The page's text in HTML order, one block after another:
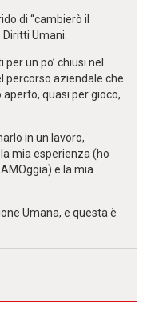
di “cambierò il
Umani.
un po’ chiusi nel
percorso aziendale che
quasi per gioco,
in un lavoro,
mia esperienza (ho
e la mia
Umana, e questa è